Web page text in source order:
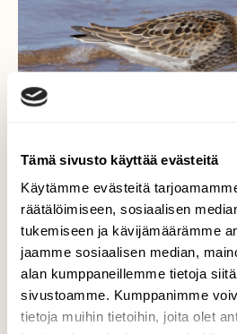
Tämä sivusto käyttää evästeitä
Käytämme evästeitä
räätälöimiseen, sosiaalisen
tukemiseen ja kävijämäärämme
jaamme sosiaalisen median,
alan kumppaneillemme tietoja
sivustoamme. Kumppanimme
tietoja muihin tietoihin, joita olet
Suosirri
Kalajoen hiekkasärkillä